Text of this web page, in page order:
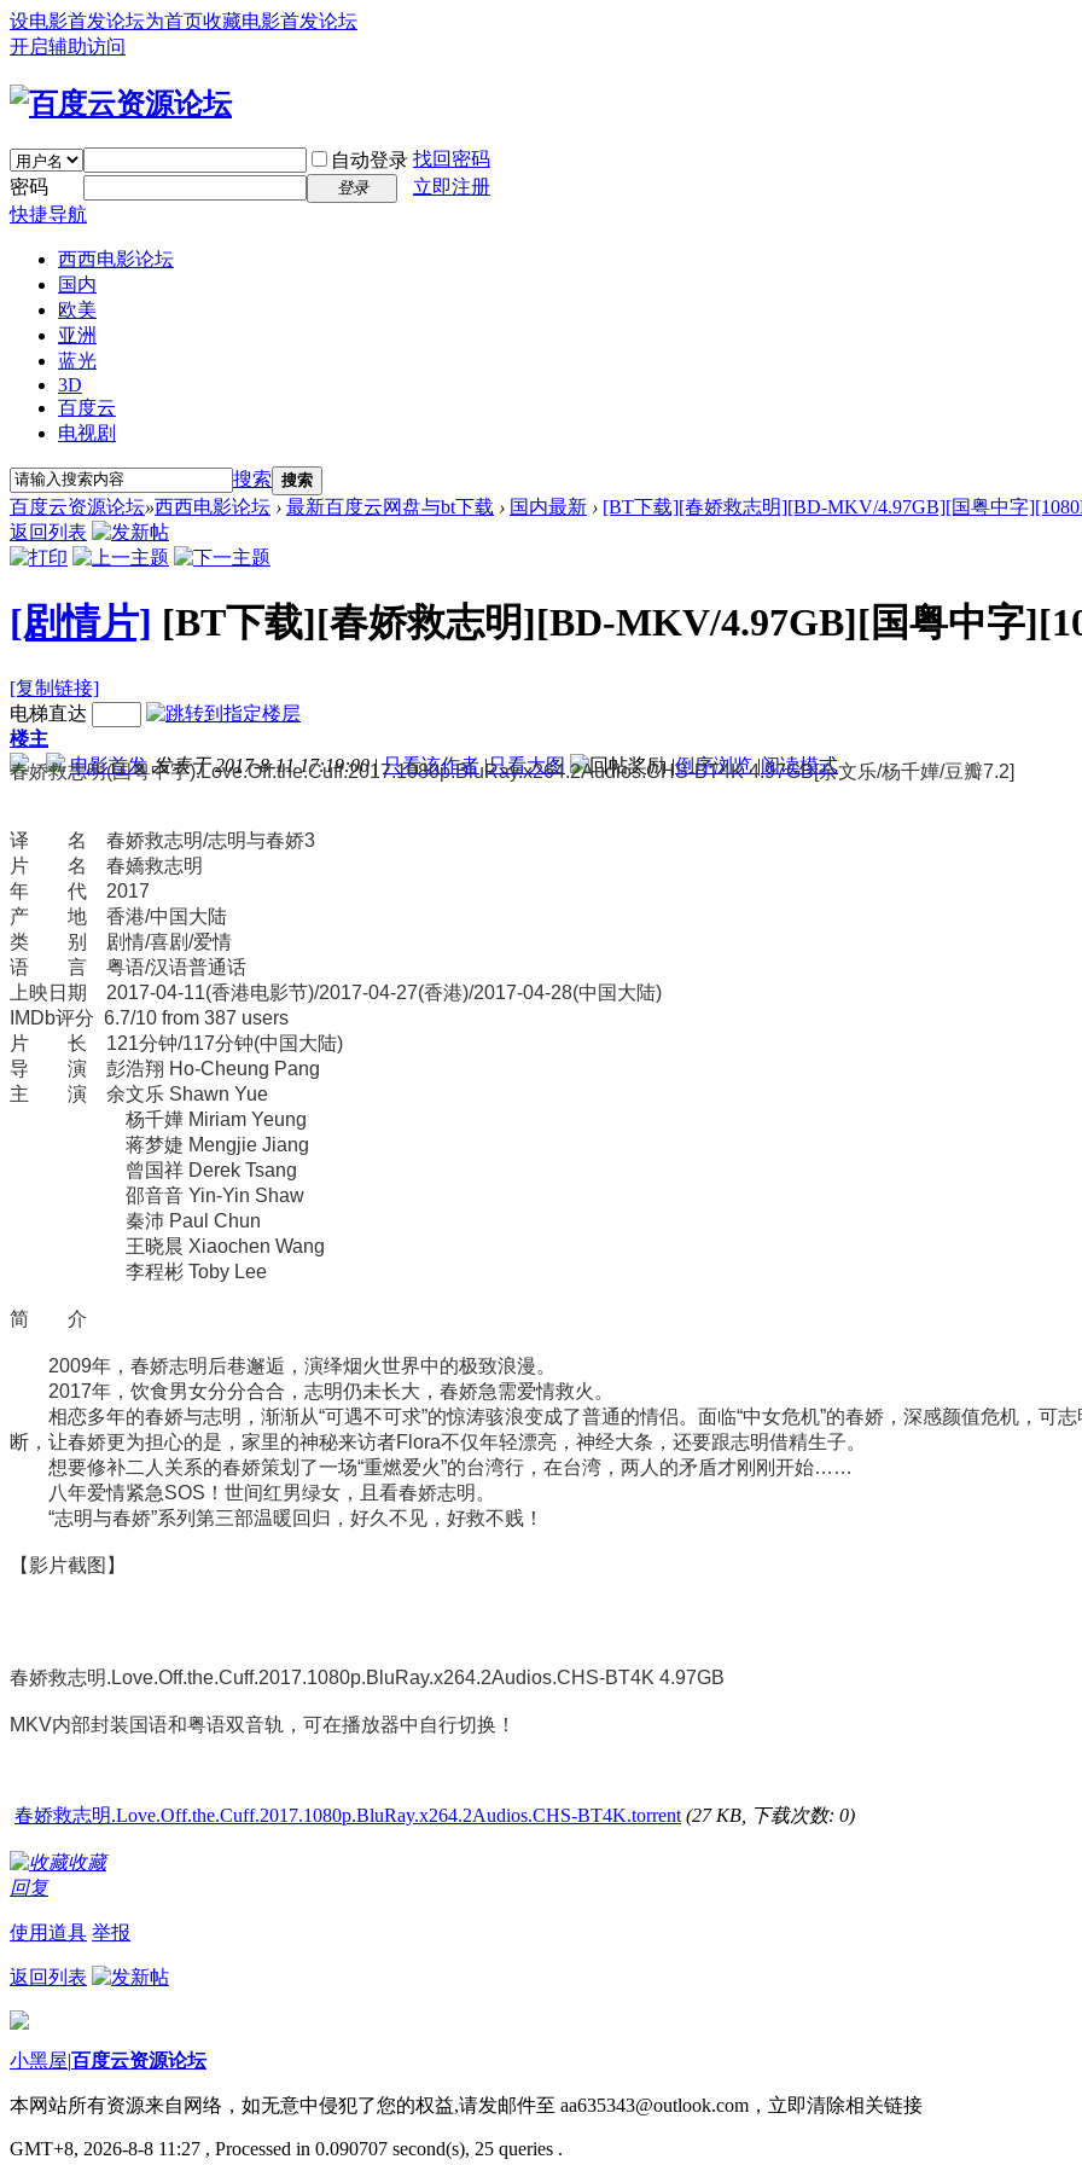
设电影首发论坛为首页收藏电影首发论坛
开启辅助访问
自动登录 找回密码
密码
登录
立即注册
快捷导航
西西电影论坛
国内
欧美
亚洲
蓝光
3D
百度云
电视剧
搜索 搜索
百度云资源论坛»西西电影论坛 › 最新百度云网盘与bt下载 › 国内最新 › [BT下载][春娇救志明][BD-MKV/4.97GB][国粤中字
返回列表
[剧情片] [BT下载][春娇救志明][BD-MKV/4.97GB][国粤中字
[复制链接]
电梯直达
楼主
电影首发 发表于 2017-8-11 17:19:00 | 只看该作者 |只看大图 |倒序浏览 |阅读模式
春娇救志明(国粤中字).Love.Off.the.Cuff.2017.1080p.BluRay.x264.2Audios.CHS-BT4K 4.97GB[余文乐/杨千嬅/豆瓣7.2]
译 名 春娇救志明/志明与春娇3
片 名 春嬌救志明
年 代 2017
产 地 香港/中国大陆
类 别 剧情/喜剧/爱情
语 言 粤语/汉语普通话
上映日期 2017-04-11(香港电影节)/2017-04-27(香港)/2017-04-28(中国大陆)
IMDb评分 6.7/10 from 387 users
片 长 121分钟/117分钟(中国大陆)
导 演 彭浩翔 Ho-Cheung Pang
主 演 余文乐 Shawn Yue
杨千嬅 Miriam Yeung
蒋梦婕 Mengjie Jiang
曾国祥 Derek Tsang
邵音音 Yin-Yin Shaw
秦沛 Paul Chun
王晓晨 Xiaochen Wang
李程彬 Toby Lee
简 介
2009年，春娇志明后巷邂逅，演绎烟火世界中的极致浪漫。
2017年，饮食男女分分合合，志明仍未长大，春娇急需爱情救火。
相恋多年的春娇与志明，渐渐从“可遇不可求”的惊涛骇浪变成了普通的情侣。面临“中女危机”的春娇，深感颜值危机，可
断，让春娇更为担心的是，家里的神秘来访者Flora不仅年轻漂亮，神经大条，还要跟志明借精生子。
想要修补二人关系的春娇策划了一场“重燃爱火”的台湾行，在台湾，两人的矛盾才刚刚开始……
八年爱情紧急SOS！世间红男绿女，且看春娇志明。
“志明与春娇”系列第三部温暖回归，好久不见，好救不贱！
【影片截图】
春娇救志明.Love.Off.the.Cuff.2017.1080p.BluRay.x264.2Audios.CHS-BT4K 4.97GB
MKV内部封装国语和粤语双音轨，可在播放器中自行切换！
春娇救志明.Love.Off.the.Cuff.2017.1080p.BluRay.x264.2Audios.CHS-BT4K.torrent (27 KB, 下载次数: 0)
收藏
回复
使用道具 举报
返回列表
小黑屋|百度云资源论坛
本网站所有资源来自网络，如无意中侵犯了您的权益,请发邮件至 aa635343@outlook.com ，立即清除相关链接
GMT+8, 2026-8-8 11:27 , Processed in 0.090707 second(s), 25 queries .